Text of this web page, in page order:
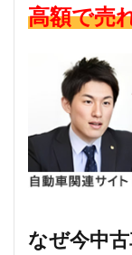
高額で売
なぜ今中